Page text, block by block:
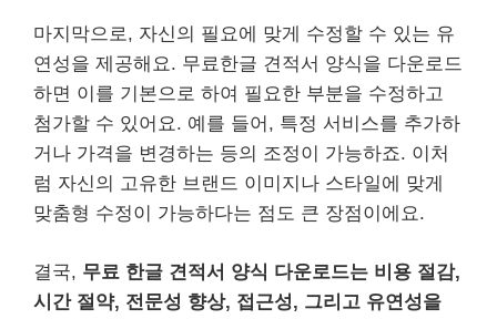
마지막으로, 자신의 필요에 맞게 수정할 수 있는 유
연성을 제공해요. 무료한글 견적서 양식을 다운로드
하면 이를 기본으로 하여 필요한 부분을 수정하고
첨가할 수 있어요. 예를 들어, 특정 서비스를 추가하
거나 가격을 변경하는 등의 조정이 가능하죠. 이처
럼 자신의 고유한 브랜드 이미지나 스타일에 맞게
맞춤형 수정이 가능하다는 점도 큰 장점이에요.
결국, 무료 한글 견적서 양식 다운로드는 비용 절감,
시간 절약, 전문성 향상, 접근성, 그리고 유연성을